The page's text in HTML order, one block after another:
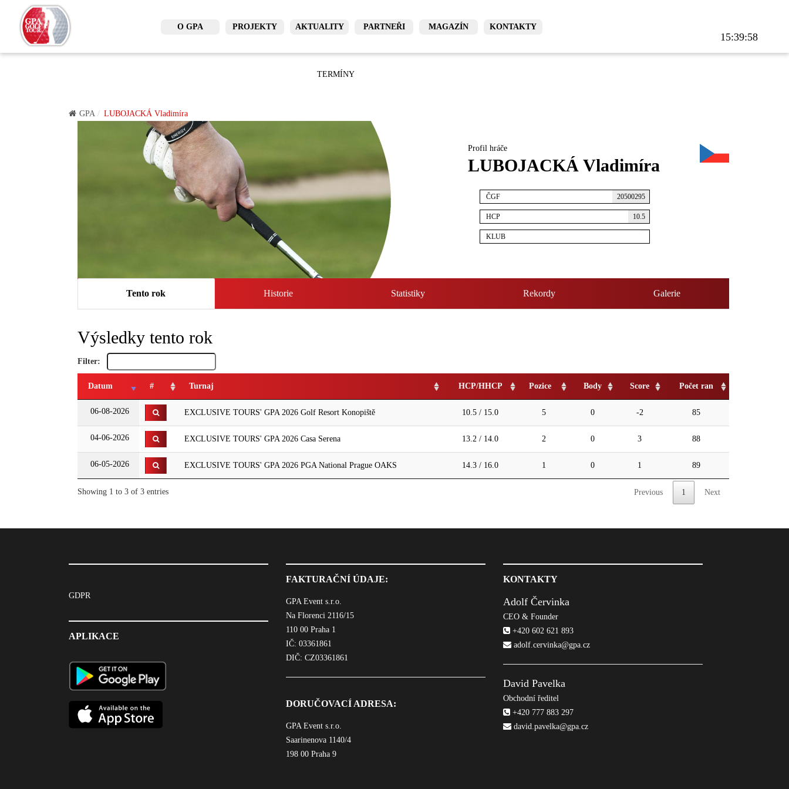
15:39:59
O GPA PROJEKTY AKTUALITY PARTNEŘI MAGAZÍN KONTAKTY
TERMÍNY
GPA LUBOJACKÁ Vladimíra
Profil hráče
LUBOJACKÁ Vladimíra
ČGF 20500295
HCP 10.5
KLUB
Tento rok Historie Statistiky Rekordy Galerie
Výsledky tento rok
Filter:
Datum # Turnaj HCP/HHCP Pozice Body Score Počet ran
06-08-2026 EXCLUSIVE TOURS' GPA 2026 Golf Resort Konopiště 10.5 / 15.0 5 0 -2 85
04-06-2026 EXCLUSIVE TOURS' GPA 2026 Casa Serena 13.2 / 14.0 2 0 3 88
06-05-2026 EXCLUSIVE TOURS' GPA 2026 PGA National Prague OAKS 14.3 / 16.0 1 0 1 89
Showing 1 to 3 of 3 entries Previous 1 Next
GDPR
APLIKACE
FAKTURAČNÍ ÚDAJE:
GPA Event s.r.o.
Na Florenci 2116/15
110 00 Praha 1
IČ: 03361861
DIČ: CZ03361861
DORUČOVACÍ ADRESA:
GPA Event s.r.o.
Saarinenova 1140/4
198 00 Praha 9
KONTAKTY
Adolf Červinka
CEO & Founder
+420 602 621 893
adolf.cervinka@gpa.cz
David Pavelka
Obchodní ředitel
+420 777 883 297
david.pavelka@gpa.cz